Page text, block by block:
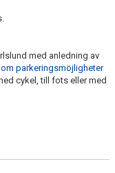
med anledning av
parkeringsmöjligheter
cykel, till fots eller med